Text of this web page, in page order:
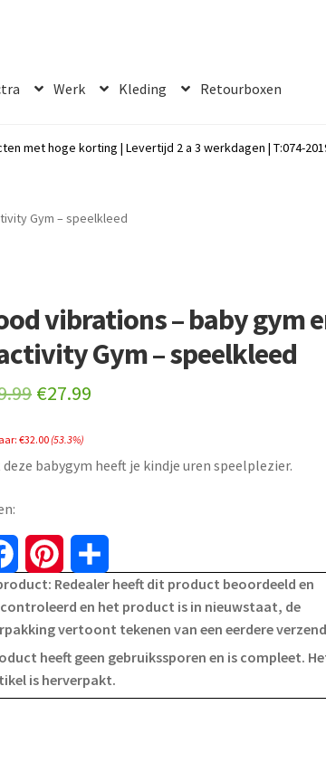
Werk Kleding Retourboxen
met hoge korting | Levertijd 2 a 3 werkdagen | T:074-
Gym – speelkleed
vibrations – baby gym
Gym – speelkleed
Original
was:
€27.99
is:
€32.00(53.3%)
deze babygym heeft je kindje uren speelplezier.
a
c
e
i
n
t
h
a
r
Redealer heeft dit product beoordeeld en
en het product is in nieuwstaat, de
vertoont tekenen van een eerdere
heeft geen gebruikssporen en is compleet.
is herverpakt.